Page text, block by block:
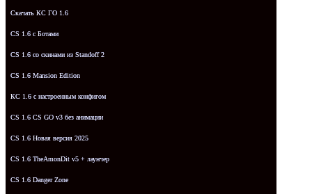
Скачать КС ГО 1.6
CS 1.6 с Ботами
CS 1.6 со скинами из Standoff 2
CS 1.6 Mansion Edition
КС 1.6 с настроенным конфигом
CS 1.6 CS GO v3 без анимации
CS 1.6 Новая версия 2025
CS 1.6 TheAmonDit v5 + лаунчер
CS 1.6 Danger Zone